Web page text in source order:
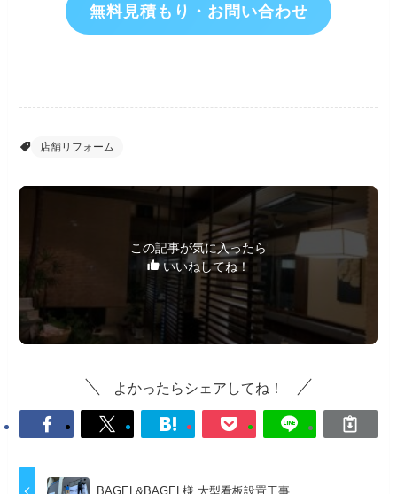
無料見積もり・お問い合わせ
店舗リフォーム
この記事が気に入ったら
いいねしてね！
よかったらシェアしてね！
BAGEL&BAGEL様 大型看板設置工事